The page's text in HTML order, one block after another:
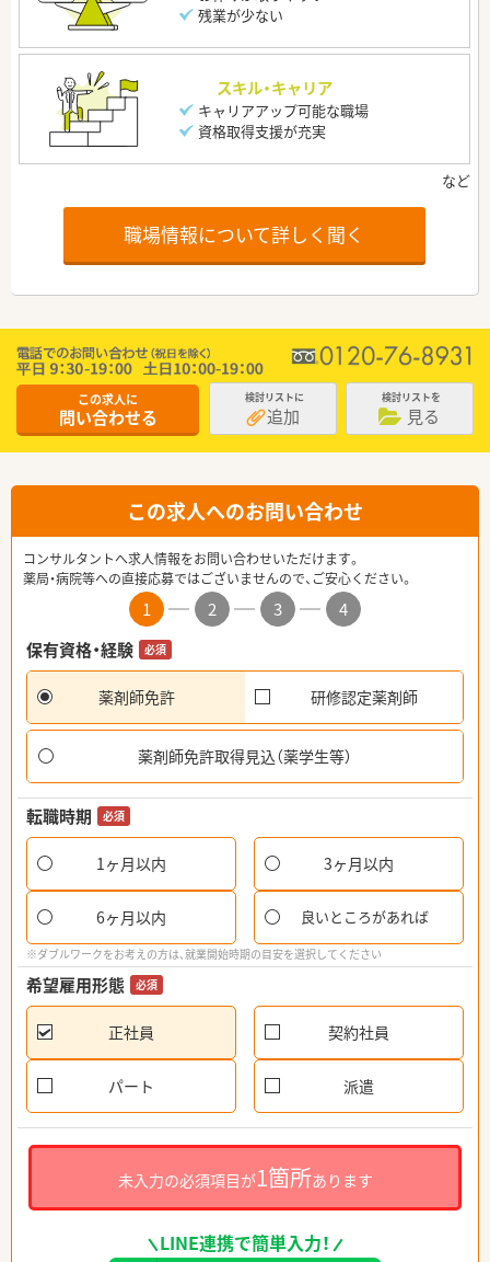
残業が少ない
スキル・キャリア
キャリアアップ可能な職場
資格取得支援が充実
職場情報について詳しく聞く
この求人に
問い合わせる
検討リストに
追加
検討リストを
見る
この求人へのお問い合わせ
コンサルタントへ求人情報をお問い合わせいただけます。
薬局・病院等への直接応募ではございませんので、ご安心ください。
1 2 3
4
保有資格・経験
必須
薬剤師免許 研修認定薬剤師
薬剤師免許取得見込（薬学生等）
転職時期 必須
1ヶ月以内 3ヶ月以内
6ヶ月以内 良いところがあれば
※ダブルワークをお考えの方は、就業開始時期の目安を選択してください
希望雇用形態 必須
正社員 契約社員
パート 派遣
未入力の必須項目が1箇所あります
LINE連携で簡単入力！